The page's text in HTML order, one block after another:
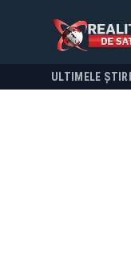
ULTIMELE ȘTIRI